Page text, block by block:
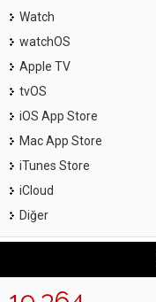
Watch
watchOS
Apple TV
tvOS
iOS App Store
Mac App Store
iTunes Store
iCloud
Diğer